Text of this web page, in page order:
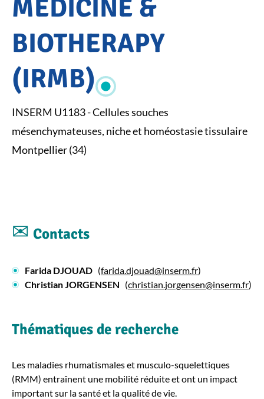
Laboratoires
recherche
Institute for
regenerative
medicine &
biotherapy
(IRMB)
MEDICINE &
BIOTHERAPY
(IRMB)
INSERM U1183 - Cellules souches
mésenchymateuses, niche et homéostasie tissulaire
Montpellier (34)
✉ Contacts
Farida DJOUAD (farida.djouad@inserm.fr)
Christian JORGENSEN (christian.jorgensen@inserm.fr)
Thématiques de recherche
Les maladies rhumatismales et musculo-squelettiques
(RMM) entraînent une mobilité réduite et ont un impact
important sur la santé et la qualité de vie.